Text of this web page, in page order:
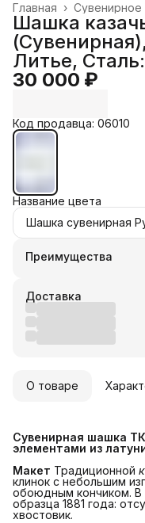
Главная ›
Шашка
Литье,
30 000 ₽
Код продавца: 06010
Название цвета
Преимущества
Оплата частями в
Удобный возврат
Доставка
О товаре
Сувенирная шашка
элементами из
Макет Традиционной
клинок с небольшим
обоюдным кончиком. В
образца 1881 года:
хвостовик.